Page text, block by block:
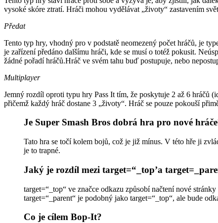
vysoké skóre ztratí. Hráči mohou vydělávat „životy“ zastavením
Předat
Tento typ hry, vhodný pro v podstatě neomezený počet hráčů, je
je zařízení předáno dalšímu hráči, kde se musí o totéž pokusit.
žádné pořadí hráčů.Hráč ve svém tahu buď postupuje, nebo
Multiplayer
Jemný rozdíl oproti typu hry Pass It tím, že poskytuje 2 až 6 hráčů
přičemž každý hráč dostane 3 „životy“. Hráč se pouze pokouší
Je Super Smash Bros dobrá hra pro nové
Tato hra se točí kolem bojů, což je již mínus. V této hře ji
je to trapné.
Jaký je rozdíl mezi target=“_top’a
target=“_top“ ve značce odkazu způsobí načtení nové
target=“_parent“ je podobný jako target=“_top“, ale bude
Co je cílem Bop-It?